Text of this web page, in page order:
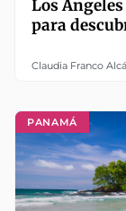
Los
para
Claudia Franco
PANAMÁ